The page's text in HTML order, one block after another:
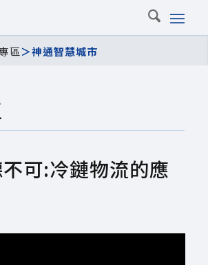
區＞神通智慧城市
可:冷鏈物流的應